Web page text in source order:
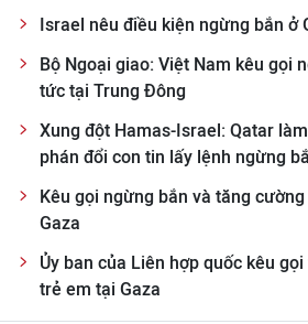
Chuyên trang Hà Nội
Chuyên trang TP. Hồ Chí Minh
CÁC CHUYÊN TRANG
THỜI NAY
Israel nêu điều kiện ngừng bắn ở
Bộ Ngoại giao: Việt Nam kêu gọi
tức tại Trung Đông
Xung đột Hamas-Israel: Qatar
phán đổi con tin lấy lệnh ngừng
Kêu gọi ngừng bắn và tăng
Gaza
Ủy ban của Liên hợp quốc kêu
trẻ em tại Gaza